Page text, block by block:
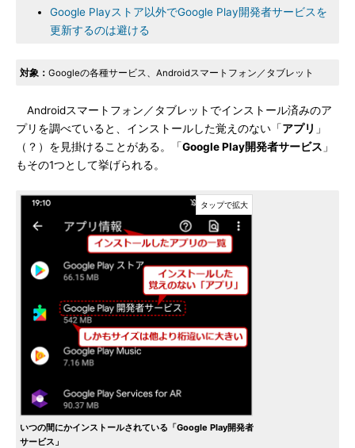
Google Playストア以外でGoogle Play開発者サービスを
更新するのは避ける
対象： Googleの各種サービス、Androidスマートフォン／タブレット
Androidスマートフォン／タブレットでインストール済みのア
プリを調べていると、インストールした覚えのない「アプリ 」
（？）を見掛けることがある。「Google Play開発者サービス 」
もその1つとして挙げられる。
いつの間にかインストールされている「Google Play開発者
サービス」